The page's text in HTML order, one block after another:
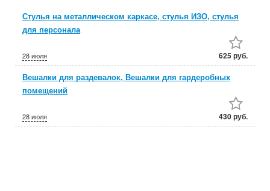
Стулья на металлическом каркасе, стулья ИЗО, стулья
для персонала
28 июля 625 руб.
Вешалки для раздевалок, Вешалки для гардеробных
помещений
28 июля 430 руб.